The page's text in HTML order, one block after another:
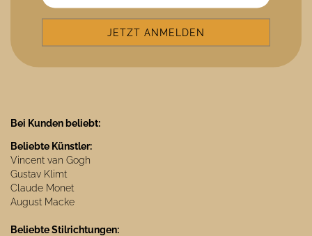
Bei Kunden beliebt:
Beliebte Künstler:
Vincent van Gogh
Gustav Klimt
Claude Monet
August Macke
Beliebte Stilrichtungen: